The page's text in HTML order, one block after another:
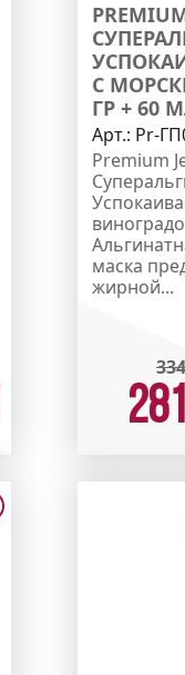
С
ГР + 60
Арт.: Pr-
Premium
маска
жирной...
334
281